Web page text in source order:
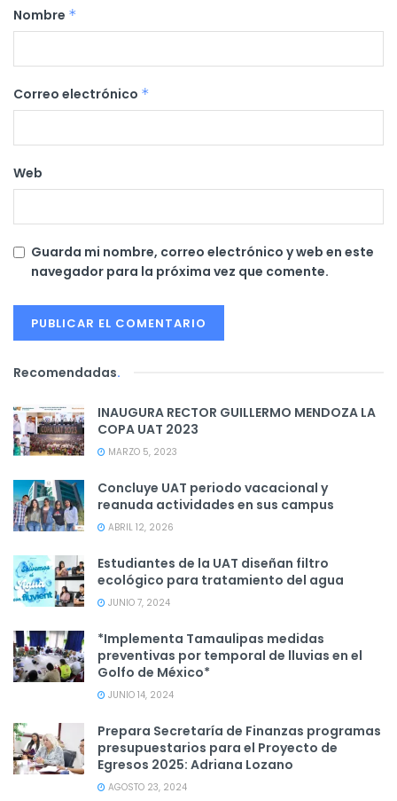
Nombre *
Correo electrónico *
Web
Guarda mi nombre, correo electrónico y web en este
navegador para la próxima vez que comente.
Recomendadas.
INAUGURA RECTOR GUILLERMO MENDOZA LA
COPA UAT 2023
MARZO 5, 2023
Concluye UAT periodo vacacional y
reanuda actividades en sus campus
ABRIL 12, 2026
Estudiantes de la UAT diseñan filtro
ecológico para tratamiento del agua
JUNIO 7, 2024
*Implementa Tamaulipas medidas
preventivas por temporal de lluvias en el
Golfo de México*
JUNIO 14, 2024
Prepara Secretaría de Finanzas programas
presupuestarios para el Proyecto de
Egresos 2025: Adriana Lozano
AGOSTO 23, 2024